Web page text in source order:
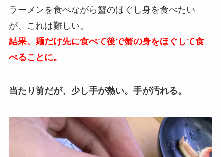
ラーメンを食べながら蟹のほぐし身を食べたい
が、これは難しい。
結果、麺だけ先に食べて後で蟹の身をほぐして食
べることに。
当たり前だが、少し手が熱い。手が汚れる。